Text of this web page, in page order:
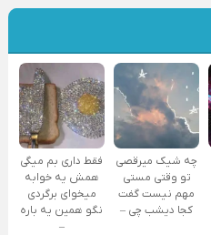
چه شیک میرقصی
تو وقتی مستی
مهم نیست گفت
کجا دیشب چی –
فقط داری بم میگی
همش یه خوابه
میخوای برگردی
نگو همین یه باره
–